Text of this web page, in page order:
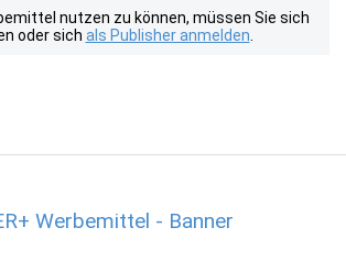
nutzen zu können, müssen Sie sich
oder sich als Publisher anmelden
Werbemittel - Banner